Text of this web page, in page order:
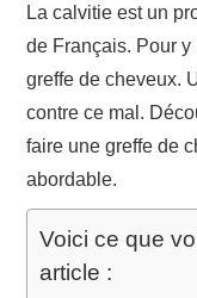
La calvitie est un
de Français. Pour
greffe de cheveux.
contre ce mal.
faire une greffe de
abordable.
Voici ce que
article :